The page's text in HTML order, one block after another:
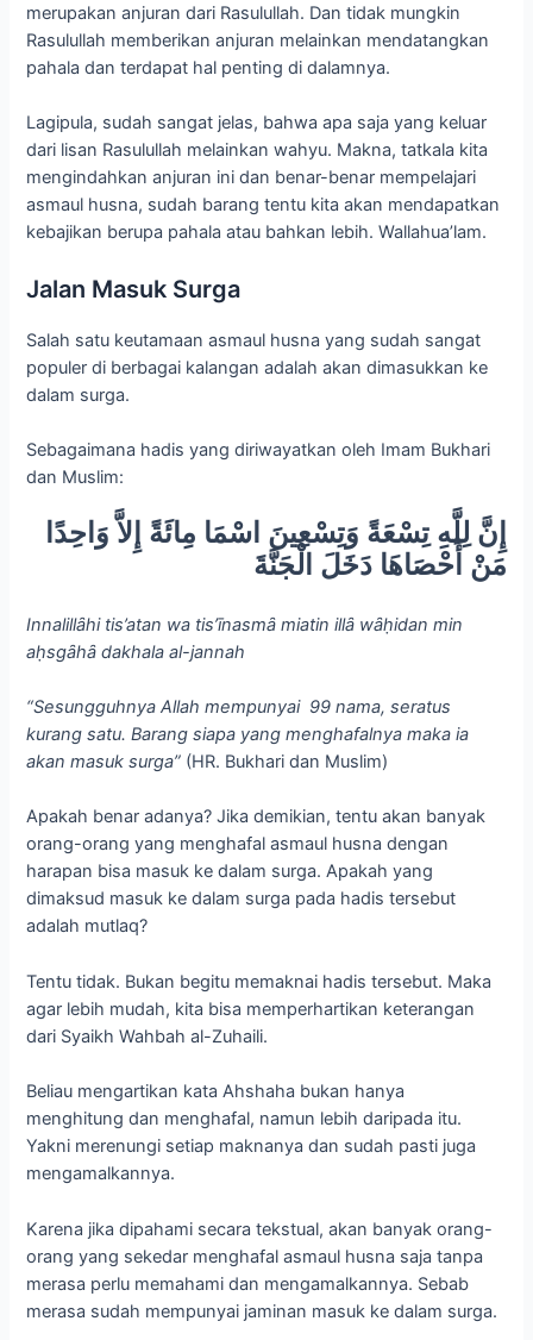
merupakan anjuran dari Rasulullah. Dan tidak mungkin
Rasulullah memberikan anjuran melainkan mendatangkan
pahala dan terdapat hal penting di dalamnya.
Lagipula, sudah sangat jelas, bahwa apa saja yang keluar
dari lisan Rasulullah melainkan wahyu. Makna, tatkala kita
mengindahkan anjuran ini dan benar-benar mempelajari
asmaul husna, sudah barang tentu kita akan mendapatkan
kebajikan berupa pahala atau bahkan lebih. Wallahua’lam.
Jalan Masuk Surga
Salah satu keutamaan asmaul husna yang sudah sangat
populer di berbagai kalangan adalah akan dimasukkan ke
dalam surga.
Sebagaimana hadis yang diriwayatkan oleh Imam Bukhari
dan Muslim:
إِنَّ لِلَّهِ تِسْعَةً وَتِسْعِينَ اسْمَا مِائَةً إِلاَّ وَاحِدًا
مَنْ أَحْصَاهَا دَخَلَ الْجَنَّةَ
Innalillȃhi tis’atan wa tis’īnasmȃ miatin illȃ wȃḥidan min
aḥsgȃhȃ dakhala al-jannah
“Sesungguhnya Allah mempunyai 99 nama, seratus
kurang satu. Barang siapa yang menghafalnya maka ia
akan masuk surga” (HR. Bukhari dan Muslim)
Apakah benar adanya? Jika demikian, tentu akan banyak
orang-orang yang menghafal asmaul husna dengan
harapan bisa masuk ke dalam surga. Apakah yang
dimaksud masuk ke dalam surga pada hadis tersebut
adalah mutlaq?
Tentu tidak. Bukan begitu memaknai hadis tersebut. Maka
agar lebih mudah, kita bisa memperhartikan keterangan
dari Syaikh Wahbah al-Zuhaili.
Beliau mengartikan kata Ahshaha bukan hanya
menghitung dan menghafal, namun lebih daripada itu.
Yakni merenungi setiap maknanya dan sudah pasti juga
mengamalkannya.
Karena jika dipahami secara tekstual, akan banyak orang-
orang yang sekedar menghafal asmaul husna saja tanpa
merasa perlu memahami dan mengamalkannya. Sebab
merasa sudah mempunyai jaminan masuk ke dalam surga.